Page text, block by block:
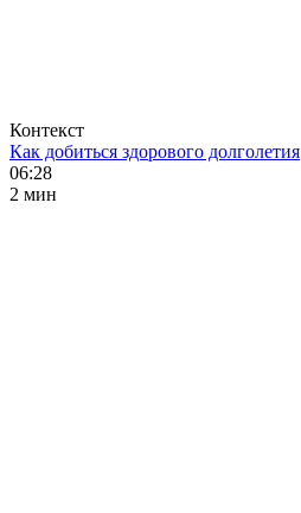
Контекст
Как добиться здорового долголетия
06:28
2 мин